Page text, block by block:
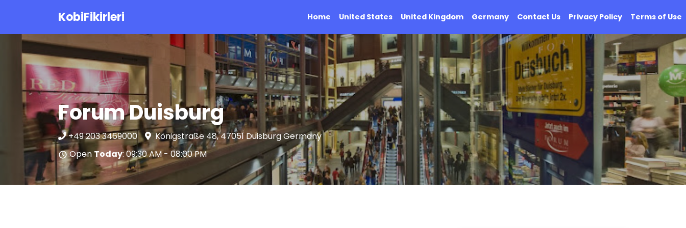
KobiFikirleri Home United States United Kingdom Germany Contact Us Privacy Policy Terms of Use
Forum Duisburg
+49 203 3469000
Königstraße 48, 47051 Duisburg Germany
Open Today: 09:30 AM - 08:00 PM